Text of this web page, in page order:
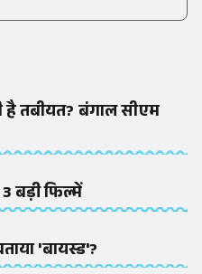
है तबीयत? बंगाल सीएम
बड़ी फिल्में
'बायस्ड'?